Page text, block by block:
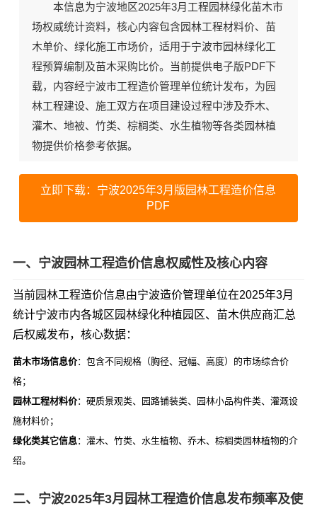
本信息为宁波地区2025年3月工程园林绿化苗木市
场权威统计资料，核心内容包含园林工程材料价、 苗
木单价、 绿化施工市场价，适用于宁波市园林绿化工
程预算编制及苗木采购比价。当前提供电子版PDF下
载，内容经宁波市工程造价管理单位统计发布，为园
林工程建设、施工双方在项目建设过程中涉及乔木、
灌木、地被、竹类、棕榈类、水生植物等各类园林植
物提供价格参考依据。
立即下载：宁波2025年3月版园林工程造价信息
PDF
一、宁波园林工程造价信息权威性及核心内容
当前园林工程造价信息由宁波造价管理单位在2025年3月
统计宁波市内各城区园林绿化种植园区、苗木供应商汇总
后权威发布，核心数据：
苗木市场信息价：包含不同规格（胸径、冠幅、高度）的市场综合价
格；
园林工程材料价：硬质景观类、园路铺装类、园林小品构件类、灌溉设
施材料价；
绿化类其它信息：灌木、竹类、水生植物、乔木、棕榈类园林植物的介
绍。
二、宁波2025年3月园林工程造价信息发布频率及使